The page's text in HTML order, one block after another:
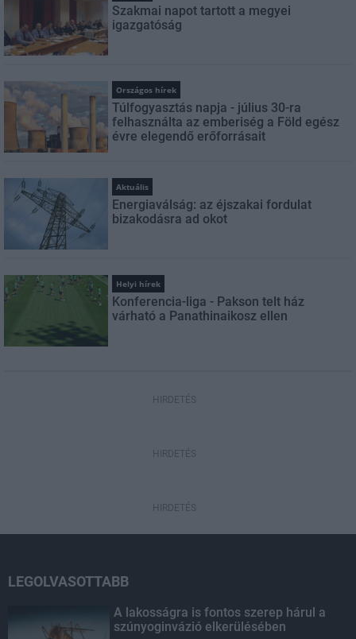
Szakmai napot tartott a megyei
igazgatóság
Országos hírek
Túlfogyasztás napja - július 30-ra
felhasználta az emberiség a Föld egész
évre elegendő erőforrásait
Aktuális
Energiaválság: az éjszakai fordulat
bizakodásra ad okot
Helyi hírek
Konferencia-liga - Pakson telt ház
várható a Panathinaikosz ellen
HIRDETÉS
HIRDETÉS
HIRDETÉS
LEGOLVASOTTABB
A lakosságra is fontos szerep hárul a
szúnyoginvázió elkerülésében